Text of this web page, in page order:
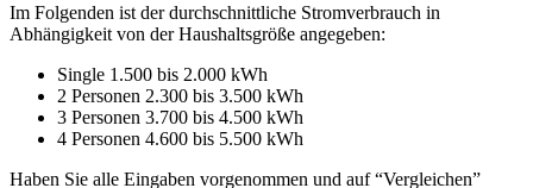
Im Folgenden ist der durchschnittliche Stromverbrauch in
Abhängigkeit von der Haushaltsgröße angegeben:
Single 1.500 bis 2.000 kWh
2 Personen 2.300 bis 3.500 kWh
3 Personen 3.700 bis 4.500 kWh
4 Personen 4.600 bis 5.500 kWh
Haben Sie alle Eingaben vorgenommen und auf “Vergleichen”